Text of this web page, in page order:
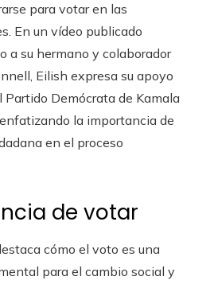
para votar en las
En un vídeo publicado
a su hermano y colaborador
Eilish expresa su apoyo
Partido Demócrata de Kamala
la importancia de
en el proceso
de votar
cómo el voto es una
para el cambio social y